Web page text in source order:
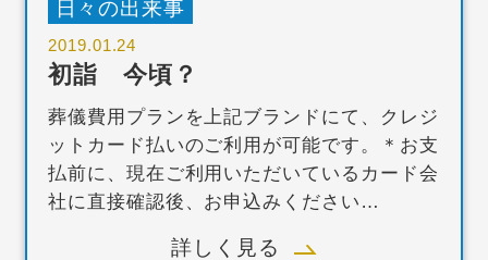
日々の出来事
2019.01.24
初詣 今頃？
葬儀費用プランを上記ブランドにて、クレジ
ットカード払いのご利用が可能です。＊お支
払前に、現在ご利用いただいているカード会
社に直接確認後、お申込みください…
詳しく見る